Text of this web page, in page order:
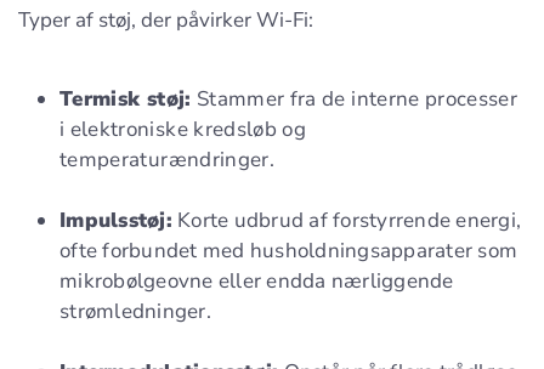
Typer af støj, der påvirker Wi-Fi:
Termisk støj: Stammer fra de interne processer
i elektroniske kredsløb og
temperaturændringer.
Impulsstøj: Korte udbrud af forstyrrende energi,
ofte forbundet med husholdningsapparater som
mikrobølgeovne eller endda nærliggende
strømledninger.